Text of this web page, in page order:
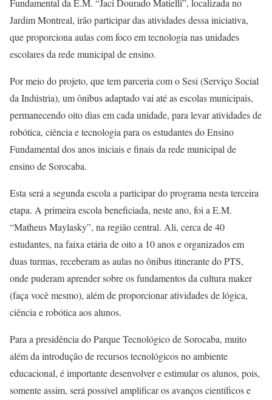
Fundamental da E.M. “Jaci Dourado Matielli”, localizada no
Jardim Montreal, irão participar das atividades dessa iniciativa,
que proporciona aulas com foco em tecnologia nas unidades
escolares da rede municipal de ensino.
Por meio do projeto, que tem parceria com o Sesi (Serviço Social
da Indústria), um ônibus adaptado vai até as escolas municipais,
permanecendo oito dias em cada unidade, para levar atividades de
robótica, ciência e tecnologia para os estudantes do Ensino
Fundamental dos anos iniciais e finais da rede municipal de
ensino de Sorocaba.
Esta será a segunda escola a participar do programa nesta terceira
etapa. A primeira escola beneficiada, neste ano, foi a E.M.
“Matheus Maylasky”, na região central. Ali, cerca de 40
estudantes, na faixa etária de oito a 10 anos e organizados em
duas turmas, receberam as aulas no ônibus itinerante do PTS,
onde puderam aprender sobre os fundamentos da cultura maker
(faça você mesmo), além de proporcionar atividades de lógica,
ciência e robótica aos alunos.
Para a presidência do Parque Tecnológico de Sorocaba, muito
além da introdução de recursos tecnológicos no ambiente
educacional, é importante desenvolver e estimular os alunos, pois,
somente assim, será possível amplificar os avanços científicos e